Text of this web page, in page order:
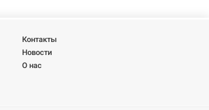
Контакты
Новости
О нас